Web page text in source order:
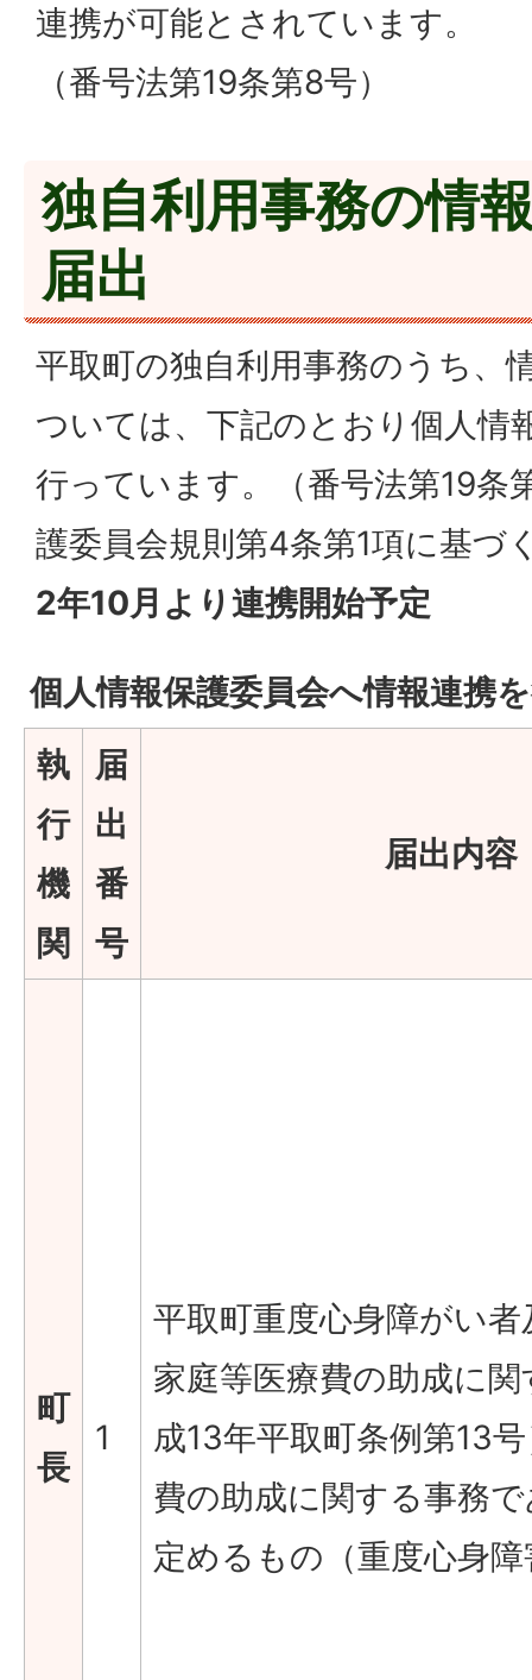
連携が可能とされています。
（番号法第19条第8号）
独自利用事務の情
届出
平取町の独自利用事務のうち、
ついては、下記のとおり個人情
行っています。（番号法第19条
護委員会規則第4条第1項に基づ
2年10月より連携開始予定
個人情報保護委員会へ情報連携
執
行
機
関
届
出
番
号
届出内容
町
長
1
平取町重度心身障がい
家庭等医療費の助成に
成13年平取町条例第13
費の助成に関する事務
定めるもの（重度心身